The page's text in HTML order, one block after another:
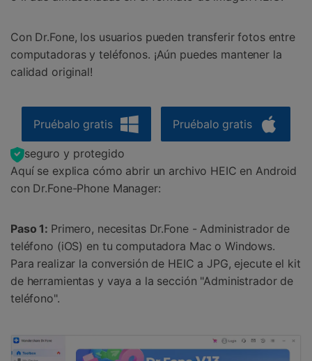
Con Dr.Fone, los usuarios pueden transferir fotos entre
computadoras y teléfonos. ¡Aún puedes mantener la
calidad original!
Pruébalo gratis Pruébalo gratis
seguro y protegido
Aquí se explica cómo abrir un archivo HEIC en Android
con Dr.Fone-Phone Manager:
Paso 1: Primero, necesitas Dr.Fone - Administrador de
teléfono (iOS) en tu computadora Mac o Windows.
Para realizar la conversión de HEIC a JPG, ejecute el kit
de herramientas y vaya a la sección "Administrador de
teléfono".